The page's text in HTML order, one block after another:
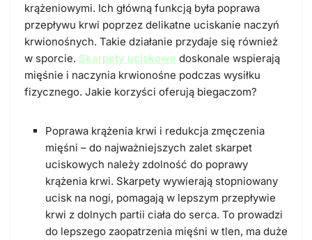
krążeniowymi. Ich główną funkcją była poprawa
przepływu krwi poprzez delikatne uciskanie naczyń
krwionośnych. Takie działanie przydaje się również
w sporcie. Skarpety uciskowe doskonale wspierają
mięśnie i naczynia krwionośne podczas wysiłku
fizycznego. Jakie korzyści oferują biegaczom?
Poprawa krążenia krwi i redukcja zmęczenia
mięśni – do najważniejszych zalet skarpet
uciskowych należy zdolność do poprawy
krążenia krwi. Skarpety wywierają stopniowany
ucisk na nogi, pomagają w lepszym przepływie
krwi z dolnych partii ciała do serca. To prowadzi
do lepszego zaopatrzenia mięśni w tlen, ma duże